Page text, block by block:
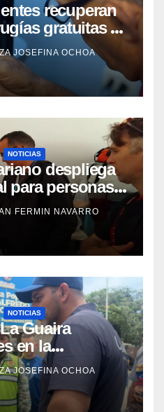
recuperan
gratuitas de
JOSEFINA OCHOA
NOTICIAS
despliega
para personas
en
La Guaira
FERMIN NAVARRO
NOTICIAS
Guaira
en la
Hospitalito de
JOSEFINA OCHOA